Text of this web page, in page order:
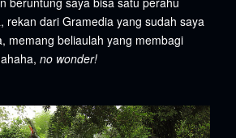
rekan dari Gramedia yang sudah saya
memang beliaulah yang membagi
no wonder!